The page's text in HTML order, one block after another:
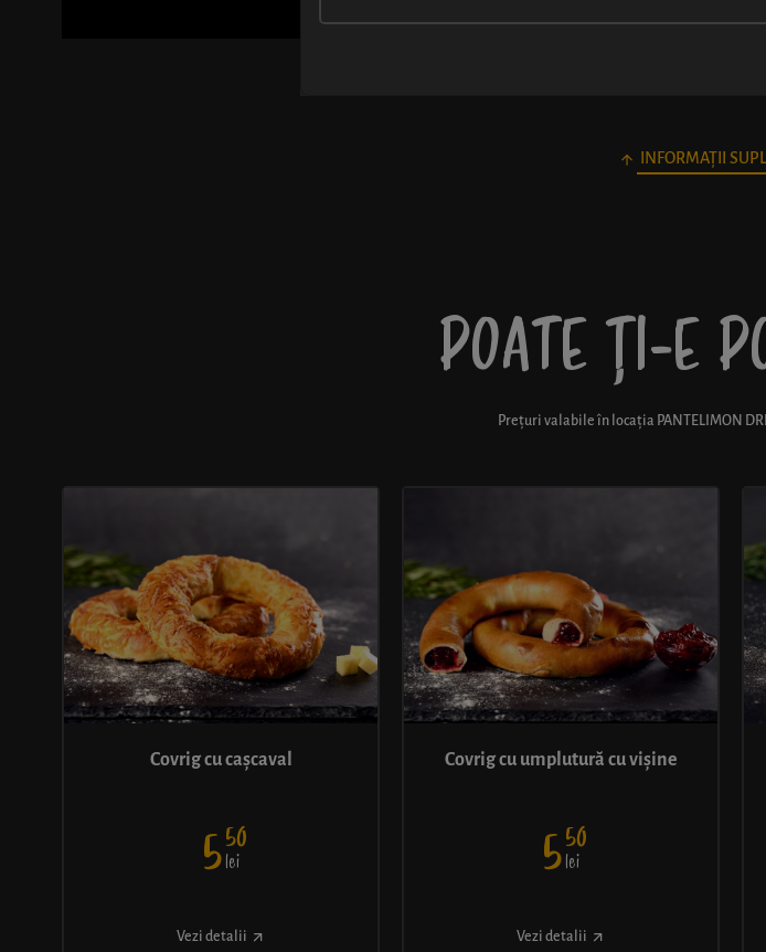
INFORMAȚII
POATE ȚI-E
Prețuri valabile în locația PANTELIMON
Covrig cu cașcaval
550
lei
Vezi detalii
Covrig cu umplutură cu vișine
550
lei
Vezi detalii